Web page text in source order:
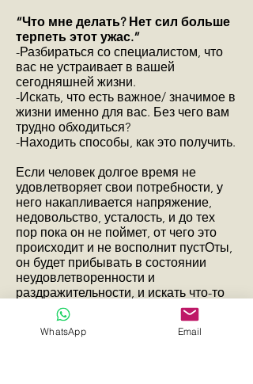
“Что мне делать? Нет сил больше
терпеть этот ужас.”
-Разбираться со специалистом, что
вас не устраивает в вашей
сегодняшней жизни.
-Искать, что есть важное/ значимое в
жизни именно для вас. Без чего вам
трудно обходиться?
-Находить способы, как это получить.
Если человек долгое время не
удовлетворяет свои потребности, у
него накапливается напряжение,
недовольство, усталость, и до тех
пор пока он не поймет, от чего это
происходит и не восполнит пустОты,
он будет прибывать в состоянии
неудовлетворенности и
раздражительности, и искать что-то
или кого-то, чтобы снять
напряжение.
В вашем случае это мысли, чтобы
WhatsApp Email